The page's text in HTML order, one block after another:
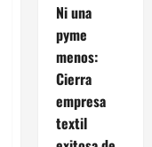
Ni una
pyme
menos:
Cierra
empresa
textil